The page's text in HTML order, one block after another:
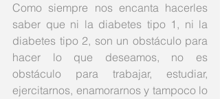
Como siempre nos encanta hacerles
saber que ni la diabetes tipo 1, ni la
diabetes tipo 2, son un obstáculo para
hacer lo que deseamos, no es
obstáculo para trabajar, estudiar,
ejercitarnos, enamorarnos y tampoco lo